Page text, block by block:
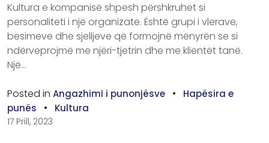
Kultura e kompanisë shpesh përshkruhet si
personaliteti i një organizate. Është grupi i vlerave,
besimeve dhe sjelljeve që formojnë mënyrën se si
ndërveprojmë me njëri-tjetrin dhe me klientët tanë.
Një...
Posted in Angazhimi i punonjësve • Hapësira e
punës
• Kultura
17 Prill, 2023